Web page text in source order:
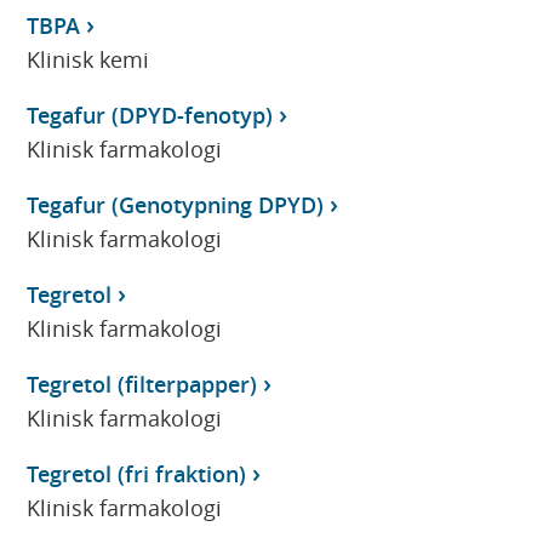
TBPA
Klinisk kemi
Tegafur (DPYD-fenotyp)
Klinisk farmakologi
Tegafur (Genotypning DPYD)
Klinisk farmakologi
Tegretol
Klinisk farmakologi
Tegretol (filterpapper)
Klinisk farmakologi
Tegretol (fri fraktion)
Klinisk farmakologi